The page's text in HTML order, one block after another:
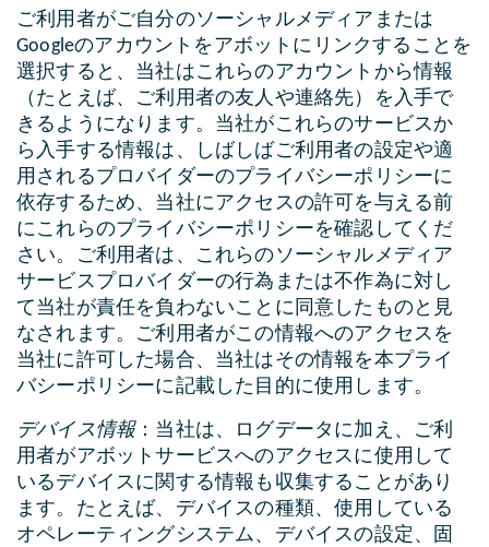
ご利用者がご自分のソーシャルメディアまたは
Googleのアカウントをアボットにリンクすることを
選択すると、当社はこれらのアカウントから情報
（たとえば、ご利用者の友人や連絡先）を入手で
きるようになります。当社がこれらのサービスか
ら入手する情報は、しばしばご利用者の設定や適
用されるプロバイダーのプライバシーポリシーに
依存するため、当社にアクセスの許可を与える前
にこれらのプライバシーポリシーを確認してくだ
さい。ご利用者は、これらのソーシャルメディア
サービスプロバイダーの行為または不作為に対し
て当社が責任を負わないことに同意したものと見
なされます。ご利用者がこの情報へのアクセスを
当社に許可した場合、当社はその情報を本プライ
バシーポリシーに記載した目的に使用します。
デバイス情報：当社は、ログデータに加え、ご利
用者がアボットサービスへのアクセスに使用して
いるデバイスに関する情報も収集することがあり
ます。たとえば、デバイスの種類、使用している
オペレーティングシステム、デバイスの設定、固